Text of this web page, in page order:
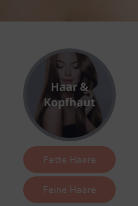
Fette Haare
Feine Haare